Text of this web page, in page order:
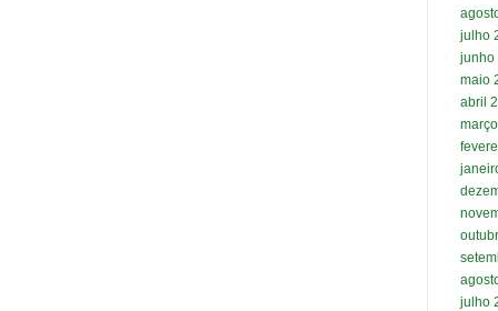
julho
junho
maio
abril
julho